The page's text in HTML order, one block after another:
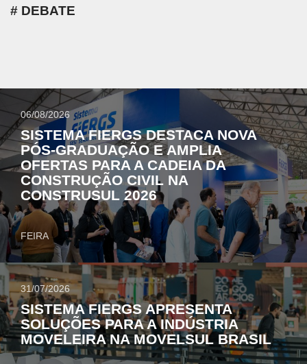
DEBATE
06/08/2026
SISTEMA FIERGS DESTACA NOVA
PÓS-GRADUAÇÃO E AMPLIA
OFERTAS PARA A CADEIA DA
CONSTRUÇÃO CIVIL NA
CONSTRUSUL 2026
FEIRA
31/07/2026
SISTEMA FIERGS APRESENTA
SOLUÇÕES PARA A INDÚSTRIA
MOVELEIRA NA MOVELSUL BRASIL